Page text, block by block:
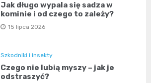
Jak długo wypala się sadza w
kominie i od czego to zależy?
15 lipca 2026
Szkodniki i insekty
Czego nie lubią myszy – jak je
odstraszyć?